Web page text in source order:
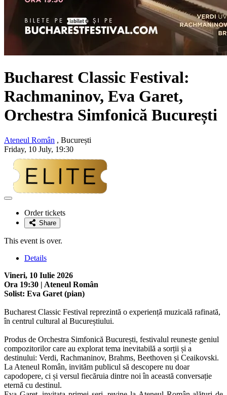
Bucharest Classic Festival:
Rachmaninov, Eva Garet,
Orchestra Simfonică București
Ateneul Român , București
Friday, 10 July, 19:30
Adaugă
favoriteOrder tickets
Share
This event is over.
Details
Vineri, 10 Iulie 2026
Ora 19:30 | Ateneul Român
Solist: Eva Garet (pian)
Bucharest Classic Festival reprezintă o experiență muzicală rafinată,
în centrul cultural al Bucureștiului.
Produs de Orchestra Simfonică București, festivalul reunește geniul
compozitorilor care au explorat tema inevitabilă a sorții și a
destinului: Verdi, Rachmaninov, Brahms, Beethoven și Ceaikovski.
La Ateneul Român, invităm publicul să descopere nu doar
capodopere, ci și versul fiecăruia dintre noi în această conversație
eternă cu destinul.